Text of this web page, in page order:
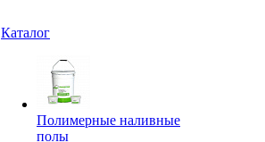
Каталог
Полимерные наливные
полы